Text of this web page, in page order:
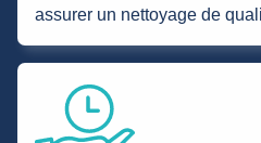
assurer un nettoyage de